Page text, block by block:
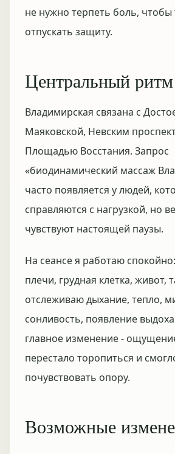
не нужно терпеть боль, чтобы
отпускать защиту.
Центральный ритм
Владимирская связана с
Маяковской, Невским
Площадью Восстания. Запрос
«биодинамический массаж
часто появляется у людей,
справляются с нагрузкой, но
чувствуют настоящей паузы.
На сеансе я работаю
плечи, грудная клетка, живот,
отслеживаю дыхание, тепло,
сонливость, появление
главное изменение -
перестало торопиться и
почувствовать опору.
Возможные